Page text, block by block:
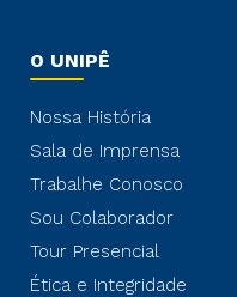
O UNIPÊ
Nossa História
Sala de Imprensa
Trabalhe Conosco
Sou Colaborador
Tour Presencial
Ética e Integridade